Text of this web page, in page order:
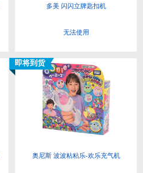
多美 闪闪立牌匙扣机
无法使用
即将到货
奥尼斯 波波粘粘乐-欢乐充气机